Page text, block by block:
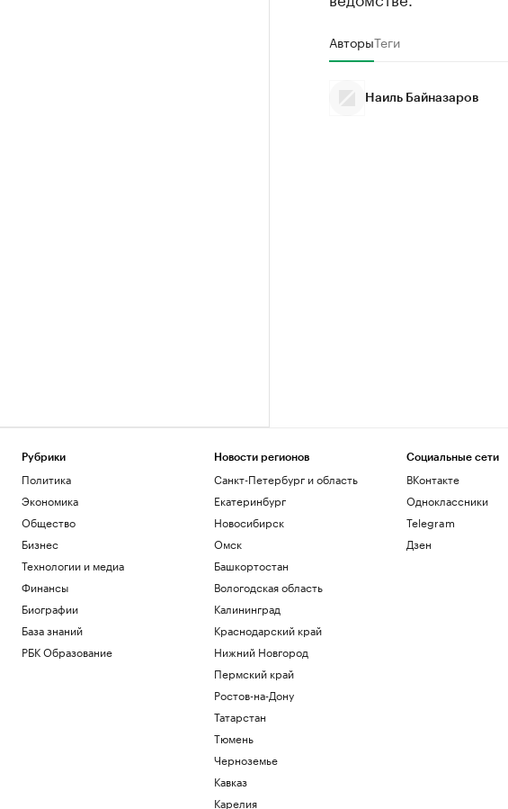
АвторыТеги
Наиль Байназаров
Рубрики
Политика
Экономика
Общество
Бизнес
Технологии и медиа
Финансы
Биографии
База знаний
РБК Образование
Новости регионов
Санкт-Петербург и область
Екатеринбург
Новосибирск
Омск
Башкортостан
Вологодская область
Калининград
Краснодарский край
Нижний Новгород
Пермский край
Ростов-на-Дону
Татарстан
Тюмень
Черноземье
Кавказ
Карелия
Социальные сети
ВКонтакте
Одноклассники
Telegram
Дзен